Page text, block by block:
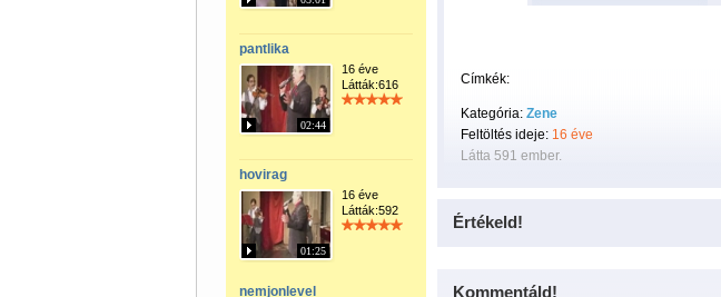
pantlika
02:44
16 éve
Látták:616
hovirag
01:25
16 éve
Látták:592
nemjonlevel
Címkék:
Kategória: Zene
Feltöltés ideje: 16 éve
Látta 591 ember.
Értékeld!
Kommentáld!